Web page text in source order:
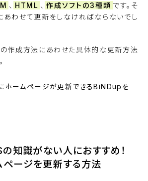
、 HTML 、 作成ソフトの3種類 です。そ
あわせて更新をしなければならないでし
作成方法にあわせた具体的な更新方法
ホームページが更新できるBiNDupを
知識がない人におすすめ！
ージを更新する方法